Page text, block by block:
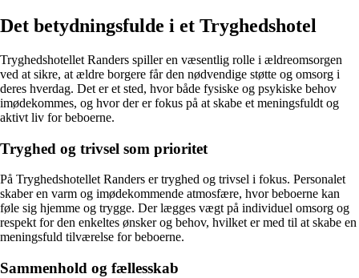
Det betydningsfulde i et Tryghedshotel
Tryghedshotellet Randers spiller en væsentlig rolle i ældreomsorgen
ved at sikre, at ældre borgere får den nødvendige støtte og omsorg i
deres hverdag. Det er et sted, hvor både fysiske og psykiske behov
imødekommes, og hvor der er fokus på at skabe et meningsfuldt og
aktivt liv for beboerne.
Tryghed og trivsel som prioritet
På Tryghedshotellet Randers er tryghed og trivsel i fokus. Personalet
skaber en varm og imødekommende atmosfære, hvor beboerne kan
føle sig hjemme og trygge. Der lægges vægt på individuel omsorg og
respekt for den enkeltes ønsker og behov, hvilket er med til at skabe en
meningsfuld tilværelse for beboerne.
Sammenhold og fællesskab